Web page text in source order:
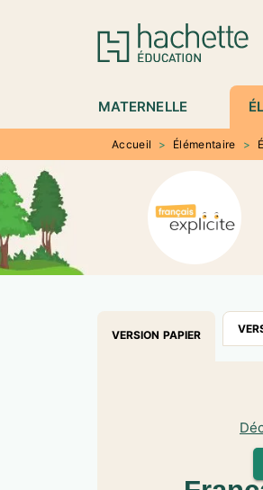
MENU RECHERCHE
MATERNELLE
Accueil > Élémentaire >
VERSION PAPIER